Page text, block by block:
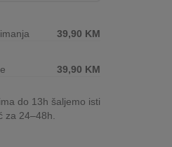
39,90 KM
39,90 KM
do 13h šaljemo isti
za 24–48h.